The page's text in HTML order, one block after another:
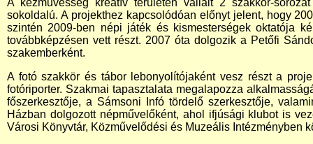
A kézművesség kreatív területen vállalt 2 szakkör-
sokoldalú. A projekthez kapcsolódóan előnyt jelent, hogy
szintén 2009-ben népi játék és kismesterségek oktatója
továbbképzésen vett részt. 2007 óta dolgozik a Petőfi
szakemberként.
A fotó szakkör és tábor lebonyolítójaként vesz részt a
fotóriporter. Szakmai tapasztalata megalapozza
főszerkesztője, a Sámsoni Infó tördelő szerkesztője,
Házban dolgozott népművelőként, ahol ifjúsági klubot is
Városi Könyvtár, Közművelődési és Muzeális Intézményben